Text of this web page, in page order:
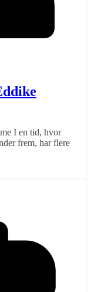
I en tid, hvor
frem, har flere